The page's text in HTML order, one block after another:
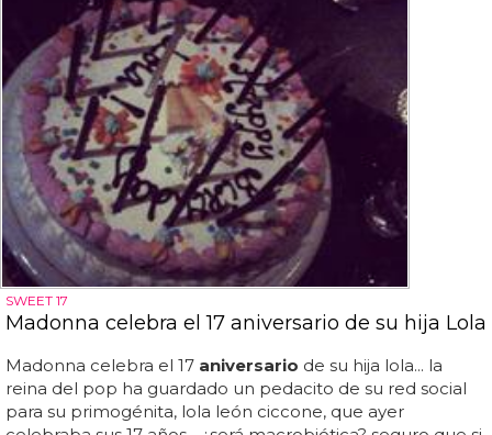
SWEET 17
Madonna celebra el 17 aniversario de su hija Lola
Madonna celebra el 17 aniversario de su hija lola... la
reina del pop ha guardado un pedacito de su red social
para su primogénita, lola león ciccone, que ayer